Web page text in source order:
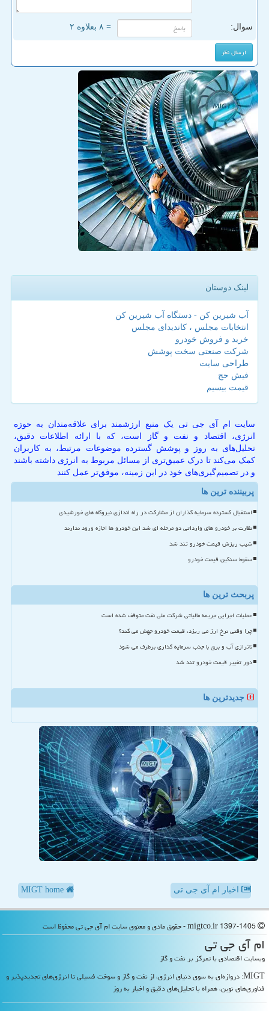
سوال: = ۸ بعلاوه ۲
لینک دوستان
آب شیرین کن - دستگاه آب شیرین کن
انتخابات مجلس ، کاندیدای مجلس
خرید و فروش خودرو
شرکت صنعتی سخت پوشش
طراحی سایت
فیش حج
قیمت بیسیم
سایت ام آی جی تی یک منبع ارزشمند برای علاقه‌مندان به حوزه
انرژی، اقتصاد و نفت و گاز است، که با ارائه اطلاعات دقیق،
تحلیل‌های به روز و پوشش گسترده موضوعات مرتبط، به کاربران
کمک می‌کند تا درک عمیق‌تری از مسائل مربوط به انرژی داشته باشند
و در تصمیم‌گیری‌های خود در این زمینه، موفق‌تر عمل کنند
پربیننده ترین ها
استقبال گسترده سرمایه گذاران از مشارکت در راه اندازی نیروگاه های خورشیدی
نظارت بر خودرو های وارداتی دو مرحله ای شد این خودرو ها اجازه ورود ندارند
شیب ریزش قیمت خودرو تند شد
سقوط سنگین قیمت خودرو
پربحث ترین ها
عملیات اجرایی جریمه مالیاتی شرکت ملی نفت متوقف شده است
چرا وقتی نرخ ارز می ریزد، قیمت خودرو جهش می کند؟
ناترازی آب و برق با جذب سرمایه گذاری برطرف می شود
دور تغییر قیمت خودرو تند شد
جدیدترین ها
اخبار ام آی جی تی
ام آی جی تی
وبسایت اقتصادی با تمرکز بر نفت و گاز
MIGT: دروازه‌ای به سوی دنیای انرژی، از نفت و گاز و سوخت فسیلی تا انرژی‌های تجدیدپذیر و
فناوری‌های نوین، همراه با تحلیل‌های دقیق و اخبار به روز